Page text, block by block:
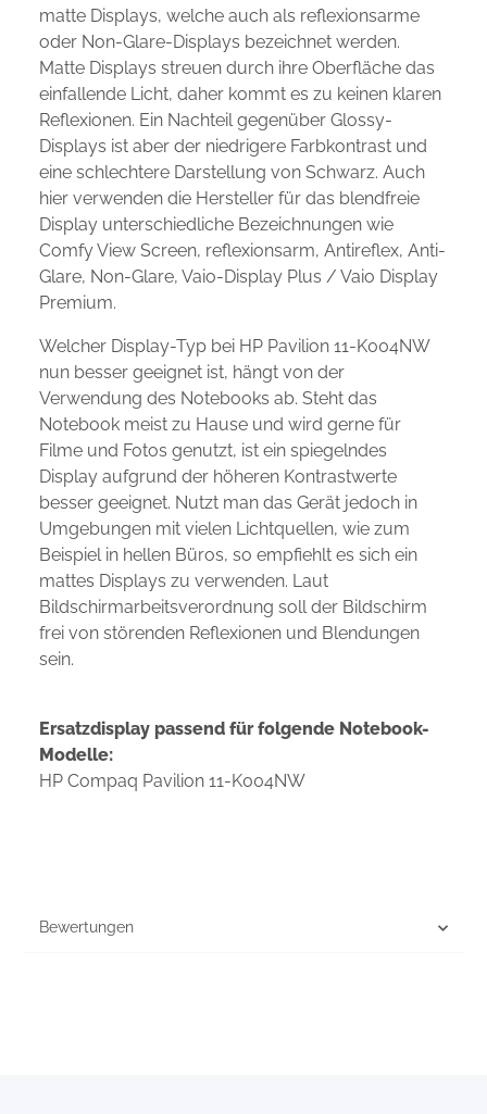
matte Displays, welche auch als reflexionsarme
oder Non-Glare-Displays bezeichnet werden.
Matte Displays streuen durch ihre Oberfläche das
einfallende Licht, daher kommt es zu keinen klaren
Reflexionen. Ein Nachteil gegenüber Glossy-
Displays ist aber der niedrigere Farbkontrast und
eine schlechtere Darstellung von Schwarz. Auch
hier verwenden die Hersteller für das blendfreie
Display unterschiedliche Bezeichnungen wie
Comfy View Screen, reflexionsarm, Antireflex, Anti-
Glare, Non-Glare, Vaio-Display Plus / Vaio Display
Premium.
Welcher Display-Typ bei HP Pavilion 11-K004NW
nun besser geeignet ist, hängt von der
Verwendung des Notebooks ab. Steht das
Notebook meist zu Hause und wird gerne für
Filme und Fotos genutzt, ist ein spiegelndes
Display aufgrund der höheren Kontrastwerte
besser geeignet. Nutzt man das Gerät jedoch in
Umgebungen mit vielen Lichtquellen, wie zum
Beispiel in hellen Büros, so empfiehlt es sich ein
mattes Displays zu verwenden. Laut
Bildschirmarbeitsverordnung soll der Bildschirm
frei von störenden Reflexionen und Blendungen
sein.
Ersatzdisplay passend für folgende Notebook-
Modelle:
HP Compaq Pavilion 11-K004NW
Bewertungen